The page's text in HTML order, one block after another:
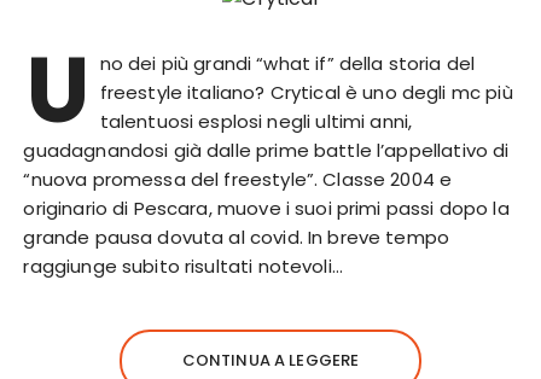
U
no dei più grandi “what if” della storia del
freestyle italiano? Crytical è uno degli mc più
talentuosi esplosi negli ultimi anni,
guadagnandosi già dalle prime battle l’appellativo di
“nuova promessa del freestyle”. Classe 2004 e
originario di Pescara, muove i suoi primi passi dopo la
grande pausa dovuta al covid. In breve tempo
raggiunge subito risultati notevoli…
CONTINUA A LEGGERE